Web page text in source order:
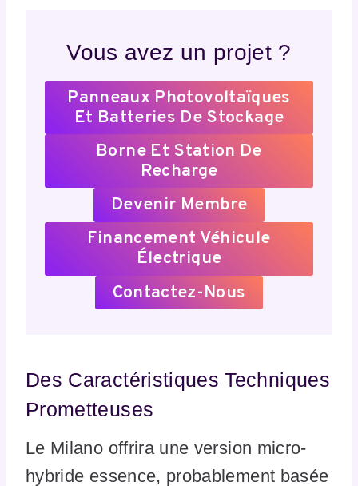
Vous avez un projet ?
Panneaux Photovoltaïques
Et Batteries De Stockage
Borne Et Station De
Recharge
Devenir Membre
Financement Véhicule
Électrique
Contactez-Nous
Des Caractéristiques Techniques
Prometteuses
Le Milano offrira une version micro-
hybride essence, probablement basée